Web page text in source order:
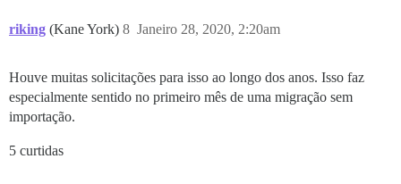
riking (Kane York) Janeiro 28, 2020, 2:20am
8
Houve muitas solicitações para isso ao longo dos anos. Isso faz
especialmente sentido no primeiro mês de uma migração sem
importação.
5 curtidas